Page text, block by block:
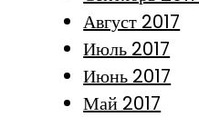
Август 2017
Июль 2017
Июнь 2017
Май 2017